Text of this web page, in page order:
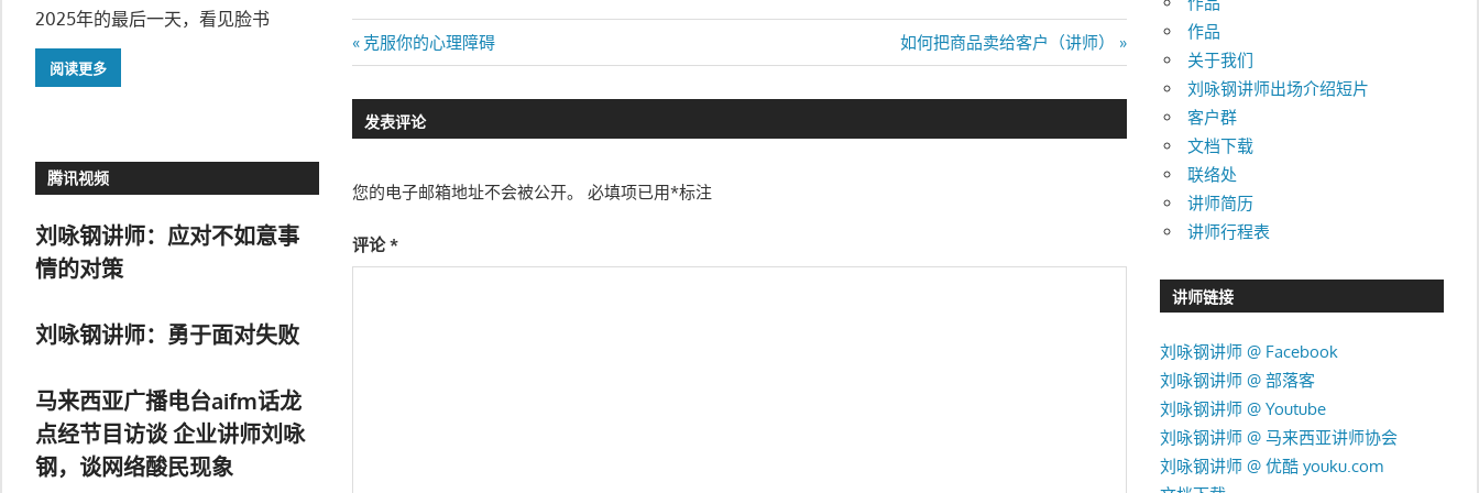
文
章
导
航
Previous
Post:
克服你的心理障碍
Next
Post:
如何把商品卖给客户（讲师）
发表评论
您的电子邮箱地址不会被公开。 必填项已用*标注
评论*
2025年的最后一天，看见脸书
阅读更多
腾讯视频
刘咏钢讲师：应对不如意事
情的对策
刘咏钢讲师：勇于面对失败
马来西亚广播电台aifm话龙
点经节目访谈 企业讲师刘咏
钢，谈网络酸民现象
作品
关于我们
刘咏钢讲师出场介绍短片
客户群
文档下载
联络处
讲师简历
讲师行程表
讲师链接
刘咏钢讲师 @ Facebook
刘咏钢讲师 @ 部落客
刘咏钢讲师 @ Youtube
刘咏钢讲师 @ 马来西亚讲师协会
刘咏钢讲师 @ 优酷 youku.com